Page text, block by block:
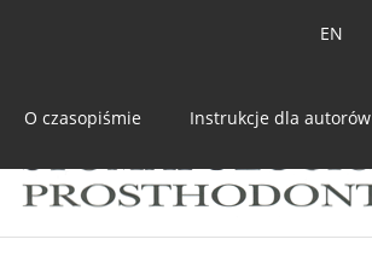
EN
O czasopiśmie Instrukcje dla autorów